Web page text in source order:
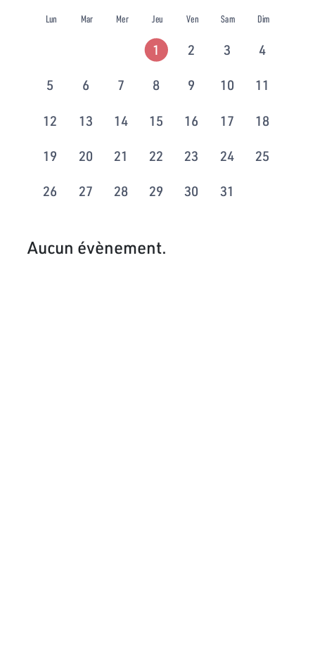
Lun Mar Mer Jeu Ven Sam Dim
1 2 3 4
5 6 7 8 9 10 11
12 13 14 15 16 17 18
19 20 21 22 23 24 25
26 27 28 29 30 31
Aucun évènement.